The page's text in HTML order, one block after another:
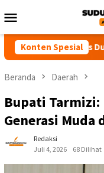
ke
Mobile
Konten Spesial
Usut Tuntas Dugaan
Beranda Daerah
Bupati Tarmizi:
Generasi Muda
Redaksi
Juli 4, 2026
68 Dilihat